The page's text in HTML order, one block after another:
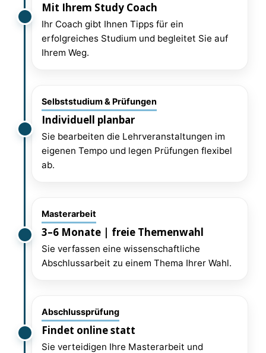
Mit Ihrem Study Coach
Ihr Coach gibt Ihnen Tipps für ein
erfolgreiches Studium und begleitet Sie auf
Ihrem Weg.
Selbststudium & Prüfungen
Individuell planbar
Sie bearbeiten die Lehrveranstaltungen im
eigenen Tempo und legen Prüfungen flexibel
ab.
Masterarbeit
3–6 Monate | freie Themenwahl
Sie verfassen eine wissenschaftliche
Abschlussarbeit zu einem Thema Ihrer Wahl.
Abschlussprüfung
Findet online statt
Sie verteidigen Ihre Masterarbeit und